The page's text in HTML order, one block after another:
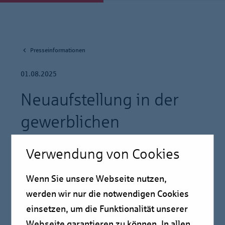
Presseinformationen
01.08.2025
Neuaufstellung in der
gewerblichen
Immobilienfinanzierung
LBBW schließt Neuaufstellung
Verwendung von Cookies
Wenn Sie unsere Webseite nutzen,
werden wir nur die notwendigen Cookies
einsetzen, um die Funktionalität unserer